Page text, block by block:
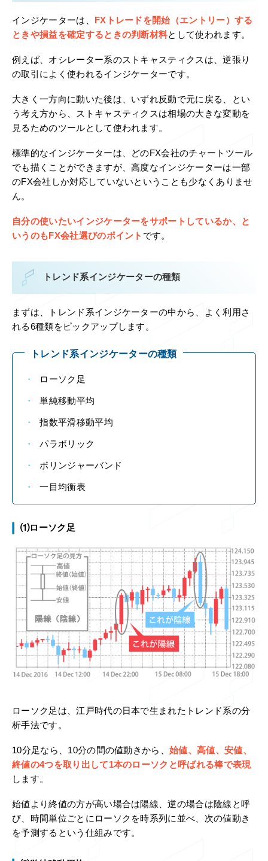
インジケーターは、
FXトレードを開始（エントリー）する
ときや損益を確定するときの判断材料として使われます。
例えば、オシレーター系のストキャスティクスは、逆張り
の取引によく使われるインジケーターです。
大きく一方向に動いた後は、いずれ反動で元に戻る、とい
う考え方から、ストキャスティクスは相場の大きな変動を
見るためのツールとして使われます。
標準的なインジケーターは、どのFX会社のチャートツール
でも描くことができますが、高度なインジケーターは一部
のFX会社しか対応していないということも少なくありませ
ん。
自分の使いたいインジケーターをサポートしているか、と
いうのもFX会社選びのポイント です。
トレンド系インジケーターの種類
まずは、トレンド系インジケーターの中から、よく利用さ
れる6種類をピックアップします。
トレンド系インジケーターの種類
ローソク足
単純移動平均
指数平滑移動平均
パラボリック
ボリンジャーバンド
一目均衡表
⑴ローソク足
ローソク足は、江戸時代の日本で生まれたトレンド系の分
析手法です。
10分足なら、10分の間の値動きから、始値、高値、安値、
終値の4つを取り出して1本のローソクと呼ばれる棒で表現
します。
始値より終値の方が高い場合は陽線、逆の場合は陰線と呼
び、時間単位ごとにローソクを時系列に並べ、次の値動き
を予測するという仕組みです。